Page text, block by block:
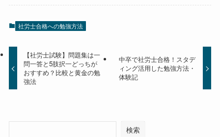
社労士合格への勉強方法
【社労士試験】問題集は一
問一答と5肢択一どっちが
おすすめ？比較と黄金の勉
強法
中卒で社労士合格！スタデ
ィング活用した勉強方法・
体験記
検索